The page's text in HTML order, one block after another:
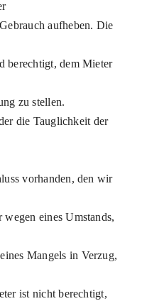
aufheben. Die
berechtigt, dem Mieter
zu stellen.
die Tauglichkeit der
vorhanden, den wir
eines Umstands,
Mangels in Verzug,
ist nicht berechtigt,